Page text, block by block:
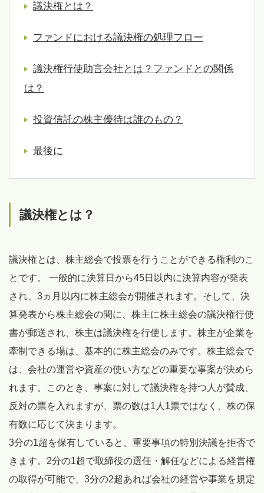
議決権とは？
ファンドにおける議決権の処理フロー
議決権行使助言会社とは？ファンドとの関係
は？
投資信託の株主優待は誰のもの？
最後に
議決権とは？
議決権とは、株主総会で投票を行うことができる権利のこ
とです。 一般的に決算日から45日以内に決算内容が発表
され、3ヵ月以内に株主総会が開催されます。そして、決
算発表から株主総会の間に、株主に株主総会の議決権行使
書が郵送され、株主は議決権を行使します。株主が企業を
牽制できる場は、基本的に株主総会のみです。株主総会で
は、会社の運営や資産の使い方などの重要な事案が決めら
れます。このとき、事案に対して議決権を持つ人が賛成、
反対の票を入れますが、票の数は1人1票ではなく、株の保
有数に応じて決まります。
3分の1超を保有していると、重要事項の特別決議を拒否で
きます。2分の1超で取締役の選任・解任などによる経営権
の取得が可能で、3分の2超あれば会社の経営や事業を規定